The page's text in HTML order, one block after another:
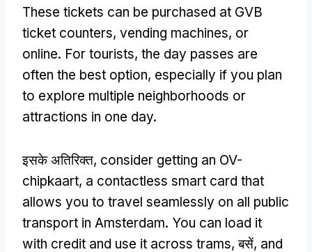
These tickets can be purchased at GVB
ticket counters, vending machines, or
online. For tourists, the day passes are
often the best option, especially if you plan
to explore multiple neighborhoods or
attractions in one day.
इसके अतिरिक्त, consider getting an OV-
chipkaart, a contactless smart card that
allows you to travel seamlessly on all public
transport in Amsterdam. You can load it
with credit and use it across trams, बसें, and